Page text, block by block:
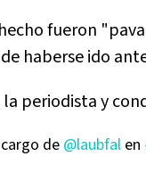
fueron
haberse ido
la periodista y
de @laubfal en